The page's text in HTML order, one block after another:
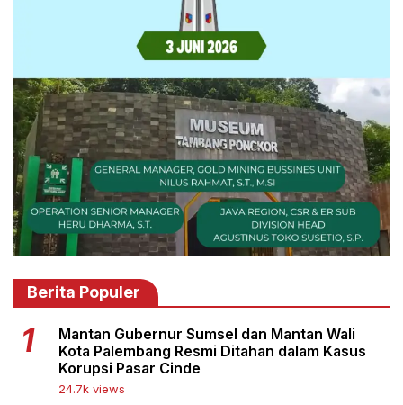
Berita Populer
Mantan Gubernur Sumsel dan Mantan Wali
Kota Palembang Resmi Ditahan dalam Kasus
Korupsi Pasar Cinde
24.7k views